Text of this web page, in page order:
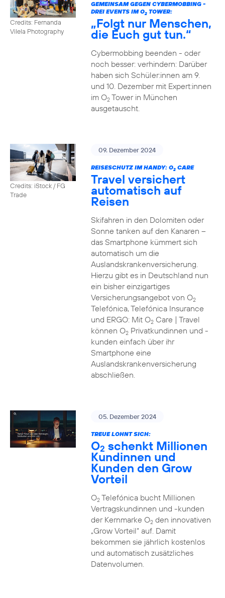
Credits: Fernanda
Vilela Photography
GEMEINSAM GEGEN CYBERMOBBING -
DREI EVENTS IM O2TOWER:
„Folgt nur Menschen,
die Euch gut tun.“
Cybermobbing beenden - oder
noch besser: verhindern: Darüber
haben sich Schüler:innen am 9.
und 10. Dezember mit Expert:innen
im O2Tower in München
ausgetauscht.
Credits: iStock / FG
Trade
09. Dezember 2024
REISESCHUTZ IM HANDY: O2CARE
Travel versichert
automatisch auf
Reisen
Skifahren in den Dolomiten oder
Sonne tanken auf den Kanaren –
das Smartphone kümmert sich
automatisch um die
Auslandskrankenversicherung.
Hierzu gibt es in Deutschland nun
ein bisher einzigartiges
Versicherungsangebot von O2
Telefónica, Telefónica Insurance
und ERGO: Mit O2Care | Travel
können O2Privatkundinnen und -
kunden einfach über ihr
Smartphone eine
Auslandskrankenversicherung
abschließen.
05. Dezember 2024
TREUE LOHNT SICH:
O2 schenkt Millionen
Kundinnen und
Kunden den Grow
Vorteil
O2Telefónica bucht Millionen
Vertragskundinnen und -kunden
der Kernmarke O2den innovativen
„Grow Vorteil“ auf. Damit
bekommen sie jährlich kostenlos
und automatisch zusätzliches
Datenvolumen.